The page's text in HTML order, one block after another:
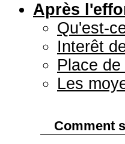
Après
Qu'est-
Interêt
Place
Les
Comment